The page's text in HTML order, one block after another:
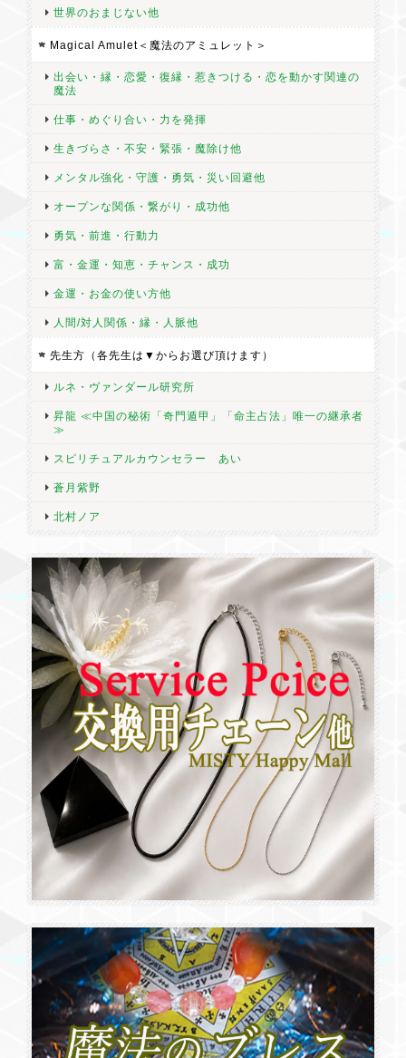
世界のおまじない他
Magical Amulet＜魔法のアミュレット＞
出会い・縁・恋愛・復縁・惹きつける・恋を動かす関連の
魔法
仕事・めぐり合い・力を発揮
生きづらさ・不安・緊張・魔除け他
メンタル強化・守護・勇気・災い回避他
オープンな関係・繋がり・成功他
勇気・前進・行動力
富・金運・知恵・チャンス・成功
金運・お金の使い方他
人間/対人関係・縁・人脈他
先生方（各先生は▼からお選び頂けます）
ルネ・ヴァンダール研究所
昇龍 ≪中国の秘術「奇門遁甲」「命主占法」唯一の継承者
≫
スピリチュアルカウンセラー あい
蒼月紫野
北村ノア